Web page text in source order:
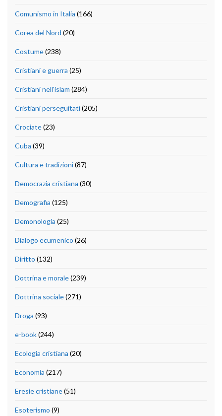
Comunismo in Italia (166)
Corea del Nord (20)
Costume(238)
Cristiani e guerra (25)
Cristiani nell'islam (284)
Cristiani perseguitati(205)
Crociate(23)
Cuba (39)
Cultura e tradizioni(87)
Democrazia cristiana (30)
Demografia (125)
Demonologia (25)
Dialogo ecumenico (26)
Diritto (132)
Dottrina e morale(239)
Dottrina sociale(271)
Droga (93)
e-book(244)
Ecologia cristiana (20)
Economia (217)
Eresie cristiane(51)
Esoterismo (9)